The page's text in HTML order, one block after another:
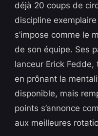
déjà 20 coups de
discipline
s’impose comme le
de son équipe. Ses
lanceur Erick
en prônant la
disponible, mais
points s’annonce
aux meilleures